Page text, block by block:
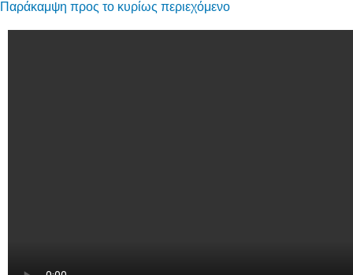
Παράκαμψη προς το κυρίως περιεχόμενο